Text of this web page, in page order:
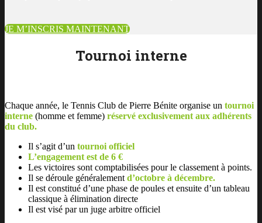
JE M’INSCRIS MAINTENANT
Tournoi interne
Chaque année, le Tennis Club de Pierre Bénite organise un tournoi
interne (homme et femme) réservé exclusivement aux adhérents
du club.
Il s’agit d’un tournoi officiel
L’engagement est de 6 €
Les victoires sont comptabilisées pour le classement à points.
Il se déroule généralement d’octobre à décembre.
Il est constitué d’une phase de poules et ensuite d’un tableau
classique à élimination directe
Il est visé par un juge arbitre officiel